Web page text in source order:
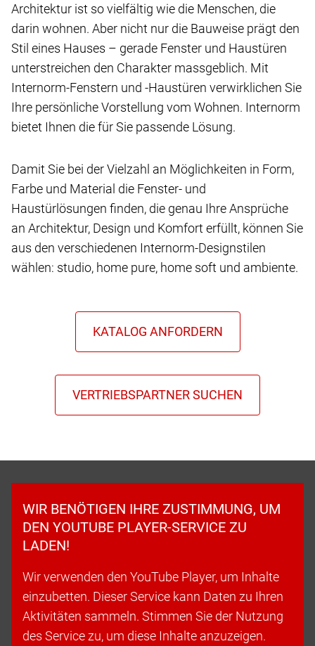
Architektur ist so vielfältig wie die Menschen, die
darin wohnen. Aber nicht nur die Bauweise prägt den
Stil eines Hauses – gerade Fenster und Haustüren
unterstreichen den Charakter massgeblich. Mit
Internorm-Fenstern und -Haustüren verwirklichen Sie
Ihre persönliche Vorstellung vom Wohnen. Internorm
bietet Ihnen die für Sie passende Lösung.
Damit Sie bei der Vielzahl an Möglichkeiten in Form,
Farbe und Material die Fenster- und
Haustürlösungen finden, die genau Ihre Ansprüche
an Architektur, Design und Komfort erfüllt, können Sie
aus den verschiedenen Internorm-Designstilen
wählen: studio, home pure, home soft und ambiente.
WIR BENÖTIGEN IHRE ZUSTIMMUNG, UM
DEN YOUTUBE PLAYER-SERVICE ZU
LADEN!
Wir verwenden den YouTube Player, um Inhalte
einzubetten. Dieser Service kann Daten zu Ihren
Aktivitäten sammeln. Stimmen Sie der Nutzung
des Service zu, um diese Inhalte anzuzeigen.